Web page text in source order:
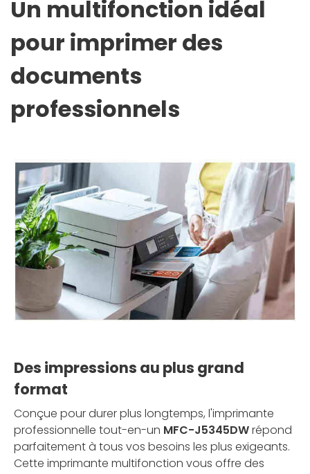
Un multifonction idéal
pour imprimer des
documents
professionnels
Des impressions au plus grand
format
Conçue pour durer plus longtemps, l'imprimante
professionnelle tout-en-un MFC-J5345DWrépond
parfaitement à tous vos besoins les plus exigeants.
Cette imprimante multifonction vous offre des